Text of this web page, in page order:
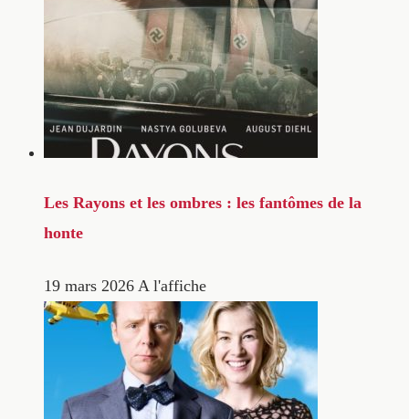
Les Rayons et les ombres : les fantômes de la
honte
19 mars 2026 A l'affiche